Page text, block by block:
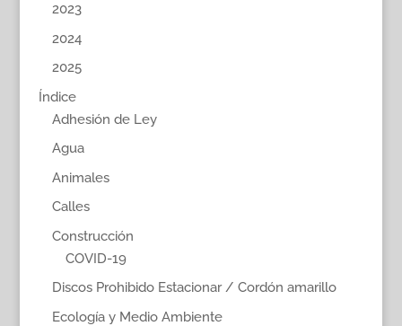
2023
2024
2025
Índice
Adhesión de Ley
Agua
Animales
Calles
Construcción
COVID-19
Discos Prohibido Estacionar / Cordón amarillo
Ecología y Medio Ambiente